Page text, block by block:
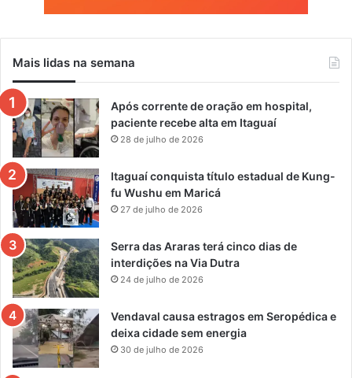
Mais lidas na semana
Após corrente de oração em hospital,
paciente recebe alta em Itaguaí
28 de julho de 2026
Itaguaí conquista título estadual de Kung-
fu Wushu em Maricá
27 de julho de 2026
Serra das Araras terá cinco dias de
interdições na Via Dutra
24 de julho de 2026
Vendaval causa estragos em Seropédica e
deixa cidade sem energia
30 de julho de 2026